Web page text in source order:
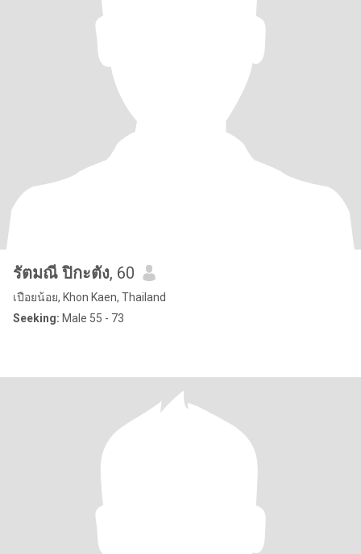
รัตมณี ปิกะตัง, 60
เปือยน้อย, Khon Kaen, Thailand
Seeking: Male 55 - 73